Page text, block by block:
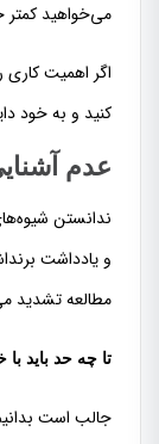
می‌خواهید کمتر
اگر اهمیت کاری
کنید و به خود
عدم
ندانستن
و یادداشت
مطالعه تشدید
تا چه حد باید
جالب است